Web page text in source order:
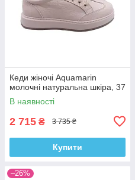
Кеди жіночі Aquamarin
молочні натуральна шкіра, 37
В наявності
2 715 ₴ 3 735 ₴
Купити
–26%